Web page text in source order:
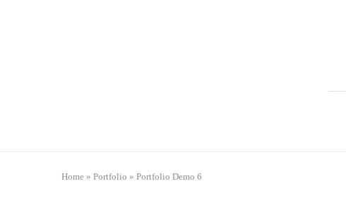
Home » Portfolio » Portfolio Demo 6